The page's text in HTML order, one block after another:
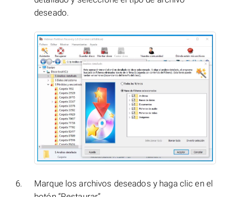
deseado.
Marque los archivos deseados y haga clic en el